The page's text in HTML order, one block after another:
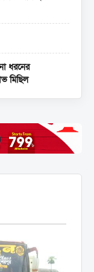
ধরনের
মিছিল